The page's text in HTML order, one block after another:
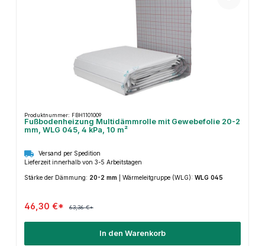
Produktnummer: FBH1101009
Fußbodenheizung Multidämmrolle mit Gewebefolie 20-2
mm, WLG 045, 4 kPa, 10 m²
Versand per Spedition
Lieferzeit innerhalb von 3-5 Arbeitstagen
Stärke der Dämmung: 20-2 mm Wärmeleitgruppe (WLG): WLG 045
46,30 €* 63,36 €*
In den Warenkorb